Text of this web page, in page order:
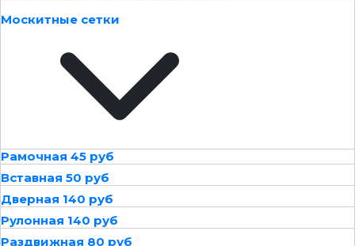
Москитные сетки
Рамочная 45 руб
Вставная 50 руб
Дверная 140 руб
Рулонная 140 руб
Раздвижная 80 руб